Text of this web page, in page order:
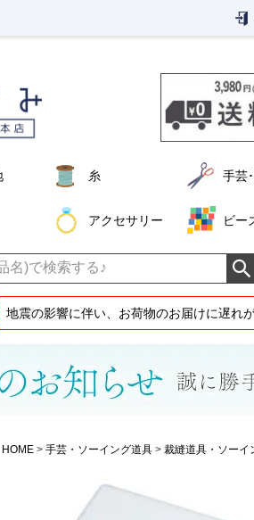
糸 手芸
アクセサリー ビー
地震の影響に伴い、お荷物のお届けに遅れ
HOME 手芸・ソーイング道具 裁縫道具・ソーイ